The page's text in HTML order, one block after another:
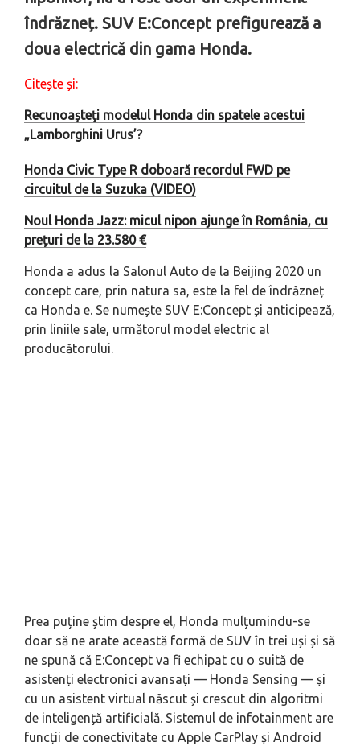
îndrăzneț. SUV E:Concept prefigurează a
doua electrică din gama Honda.
Citește și:
Recunoașteți modelul Honda din spatele acestui
„Lamborghini Urus’?
Honda Civic Type R doboară recordul FWD pe
circuitul de la Suzuka (VIDEO)
Noul Honda Jazz: micul nipon ajunge în România, cu
prețuri de la 23.580 €
Honda a adus la Salonul Auto de la Beijing 2020 un
concept care, prin natura sa, este la fel de îndrăzneț
ca Honda e. Se numește SUV E:Concept și anticipează,
prin liniile sale, următorul model electric al
producătorului.
Prea puține știm despre el, Honda mulțumindu-se
doar să ne arate această formă de SUV în trei uși și să
ne spună că E:Concept va fi echipat cu o suită de
asistenți electronici avansați — Honda Sensing — și
cu un asistent virtual născut și crescut din algoritmi
de inteligență artificială. Sistemul de infotainment are
funcții de conectivitate cu Apple CarPlay și Android